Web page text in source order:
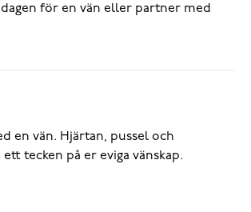
för en vän eller partner med
en vän. Hjärtan, pussel och
tecken på er eviga vänskap.